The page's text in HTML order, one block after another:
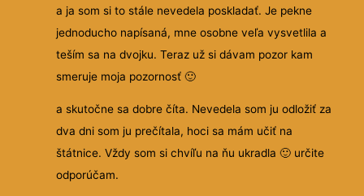
a ja som si to stále nevedela poskladať. Je pekne
jednoducho napísaná, mne osobne veľa vysvetlila a
teším sa na dvojku. Teraz už si dávam pozor kam
smeruje moja pozornosť🙂
a skutočne sa dobre číta. Nevedela som ju odložiť za
dva dni som ju prečítala, hoci sa mám učiť na
štátnice. Vždy som si chvíľu na ňu ukradla🙂 určite
odporúčam.